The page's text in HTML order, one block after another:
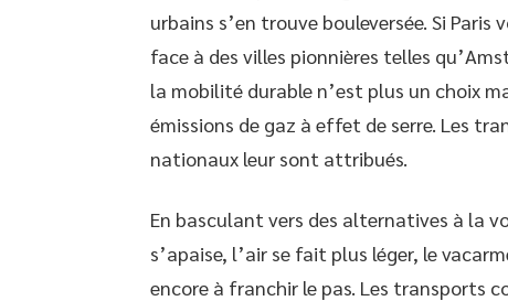
urbains s’en trouve bouleversée. Si
face à des villes pionnières telles
la mobilité durable n’est plus un choix
émissions de gaz à effet de serre. Les
nationaux leur sont attribués.
En basculant vers des alternatives à la
s’apaise, l’air se fait plus léger, le
encore à franchir le pas. Les transports